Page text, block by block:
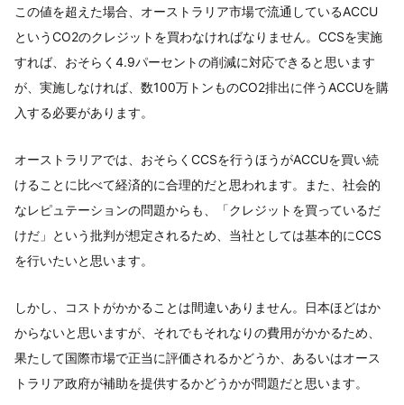
この値を超えた場合、オーストラリア市場で流通しているACCU
というCO2のクレジットを買わなければなりません。CCSを実施
すれば、おそらく4.9パーセントの削減に対応できると思います
が、実施しなければ、数100万トンものCO2排出に伴うACCUを購
入する必要があります。
オーストラリアでは、おそらくCCSを行うほうがACCUを買い続
けることに比べて経済的に合理的だと思われます。また、社会的
なレピュテーションの問題からも、「クレジットを買っているだ
けだ」という批判が想定されるため、当社としては基本的にCCS
を行いたいと思います。
しかし、コストがかかることは間違いありません。日本ほどはか
からないと思いますが、それでもそれなりの費用がかかるため、
果たして国際市場で正当に評価されるかどうか、あるいはオース
トラリア政府が補助を提供するかどうかが問題だと思います。